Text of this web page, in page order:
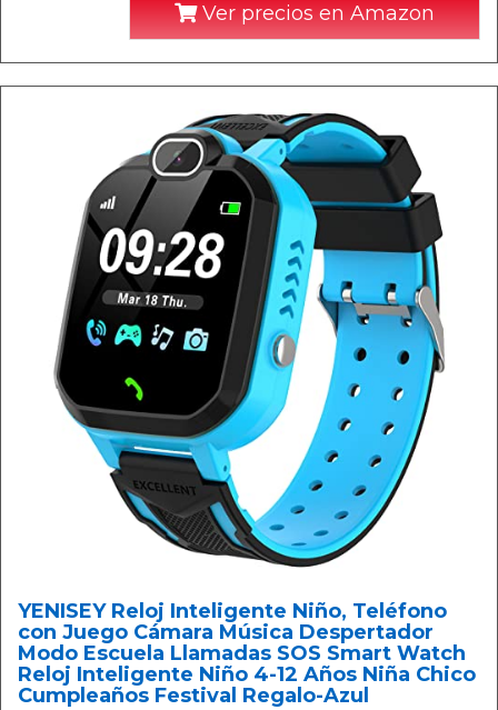
Ver precios en Amazon
YENISEY Reloj Inteligente Niño, Teléfono
con Juego Cámara Música Despertador
Modo Escuela Llamadas SOS Smart Watch
Reloj Inteligente Niño 4-12 Años Niña Chico
Cumpleaños Festival Regalo-Azul